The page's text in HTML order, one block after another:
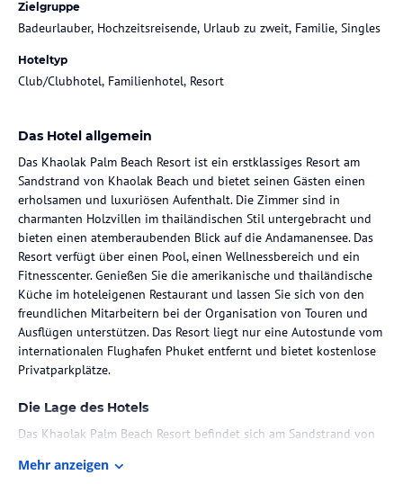
Zielgruppe
Badeurlauber, Hochzeitsreisende, Urlaub zu zweit, Familie, Singles
Hoteltyp
Club/Clubhotel, Familienhotel, Resort
Das Hotel allgemein
Das Khaolak Palm Beach Resort ist ein erstklassiges Resort am
Sandstrand von Khaolak Beach und bietet seinen Gästen einen
erholsamen und luxuriösen Aufenthalt. Die Zimmer sind in
charmanten Holzvillen im thailändischen Stil untergebracht und
bieten einen atemberaubenden Blick auf die Andamanensee. Das
Resort verfügt über einen Pool, einen Wellnessbereich und ein
Fitnesscenter. Genießen Sie die amerikanische und thailändische
Küche im hoteleigenen Restaurant und lassen Sie sich von den
freundlichen Mitarbeitern bei der Organisation von Touren und
Ausflügen unterstützen. Das Resort liegt nur eine Autostunde vom
internationalen Flughafen Phuket entfernt und bietet kostenlose
Privatparkplätze.
Die Lage des Hotels
Das Khaolak Palm Beach Resort befindet sich am Sandstrand von
Es bietet eine erstklassige Lage mit Blick auf den weißen
Mehr anzeigen